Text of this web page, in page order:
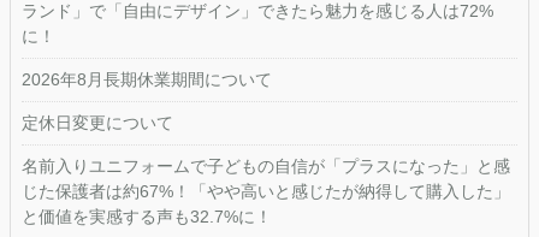
ランド」で「自由にデザイン」できたら魅力を感じる人は72%
に！
2026年8月長期休業期間について
定休日変更について
名前入りユニフォームで子どもの自信が「プラスになった」と感
じた保護者は約67%！「やや高いと感じたが納得して購入した」
と価値を実感する声も32.7%に！